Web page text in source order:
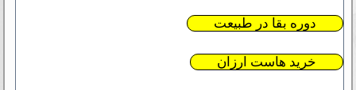
دوره بقا در طبیعت
خرید هاست ارزان